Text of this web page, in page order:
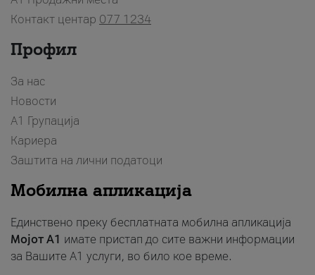
Контакт центар 077 1234
Профил
За нас
Новости
А1 Групација
Кариера
Заштита на лични податоци
Мобилна апликација
Единствено преку бесплатната мобилна апликација
Мојот A1 имате пристап до сите важни информации
за Вашите A1 услуги, во било кое време.